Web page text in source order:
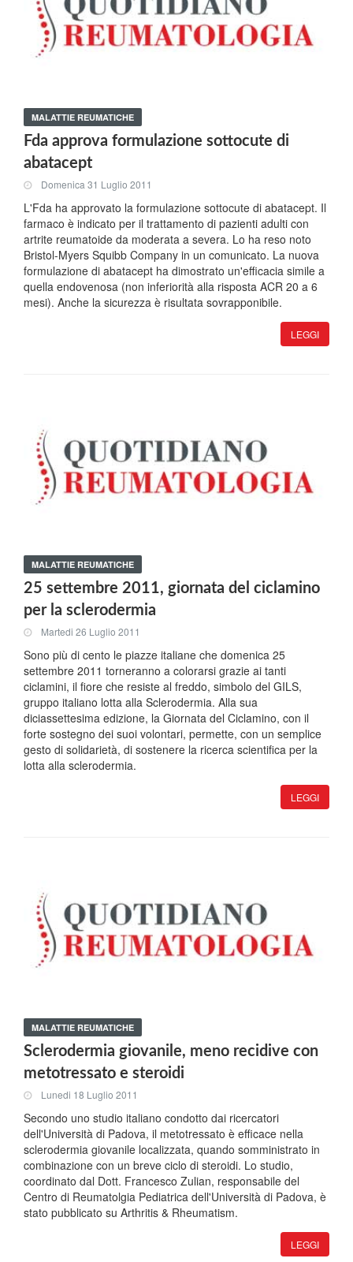
MALATTIE REUMATICHE
Fda approva formulazione sottocute di
abatacept
Domenica 31 Luglio 2011
L'Fda ha approvato la formulazione sottocute di abatacept. Il
farmaco è indicato per il trattamento di pazienti adulti con
artrite reumatoide da moderata a severa. Lo ha reso noto
Bristol-Myers Squibb Company in un comunicato. La nuova
formulazione di abatacept ha dimostrato un'efficacia simile a
quella endovenosa (non inferiorità alla risposta ACR 20 a 6
mesi). Anche la sicurezza è risultata sovrapponibile.
LEGGI
MALATTIE REUMATICHE
25 settembre 2011, giornata del ciclamino
per la sclerodermia
Martedi 26 Luglio 2011
Sono più di cento le piazze italiane che domenica 25
settembre 2011 torneranno a colorarsi grazie ai tanti
ciclamini, il fiore che resiste al freddo, simbolo del GILS,
gruppo italiano lotta alla Sclerodermia. Alla sua
diciassettesima edizione, la Giornata del Ciclamino, con il
forte sostegno dei suoi volontari, permette, con un semplice
gesto di solidarietà, di sostenere la ricerca scientifica per la
lotta alla sclerodermia.
LEGGI
MALATTIE REUMATICHE
Sclerodermia giovanile, meno recidive con
metotressato e steroidi
Lunedi 18 Luglio 2011
Secondo uno studio italiano condotto dai ricercatori
dell'Università di Padova, il metotressato è efficace nella
sclerodermia giovanile localizzata, quando somministrato in
combinazione con un breve ciclo di steroidi. Lo studio,
coordinato dal Dott. Francesco Zulian, responsabile del
Centro di Reumatolgia Pediatrica dell'Università di Padova, è
stato pubblicato su Arthritis & Rheumatism.
LEGGI